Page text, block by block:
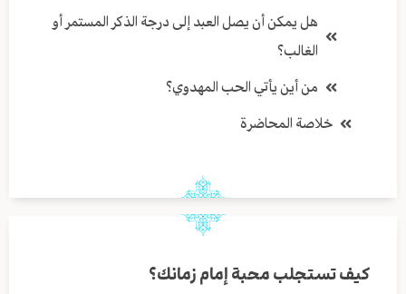
هل يمكن أن يصل العبد إلى درجة الذكر المستمر أو
الغالب؟
من أين يأتي الحب المهدوي؟
خلاصة المحاضرة
كيف تستجلب محبة إمام زمانك؟